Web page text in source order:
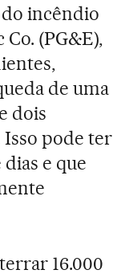
incêndio
(PG&E),
de uma
dois
Isso pode ter
e que
16.000